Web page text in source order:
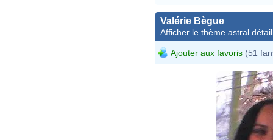
Valérie Bègue
Afficher le thème astral
Ajouter aux favoris (51